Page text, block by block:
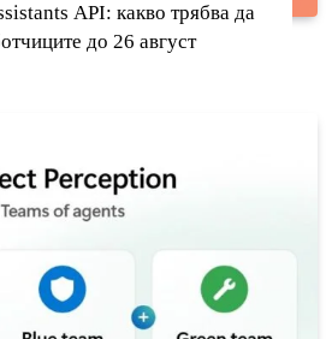
API: какво трябва да
до 26 август